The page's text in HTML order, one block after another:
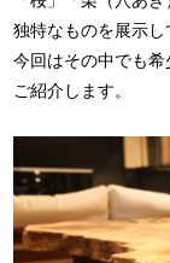
独特なものを展示し
今回はその中でも
ご紹介します。